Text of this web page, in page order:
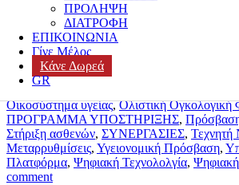
ΠΡΟΛΗΨΗ
ΔΙΑΤΡΟΦΗ
ΕΠΙΚΟΙΝΩΝΙΑ
Γίνε Μέλος
Κάνε Δωρεά
GR
Posted on 3 Ιουνίου, 20264 Ιουνίου, 2026
Healthcare Innovation,Kapa3 φορέας
Ανθρώπινα Δικαιώματα,
ΔΙΚΑΙΩΜΑΤΑ,ΔΙΚΤΥΑ
Ο.Κοι.Π.,ΕΞΕΛΙΞΕΙΣ
προσβασιμότητας με ενσυναίσθηση
Τεχνητής Νοημοσύνης
Οικοσύστημα υγείας,Ολιστική Ογκολογική
ΠΡΟΓΡΑΜΜΑ ΥΠΟΣΤΗΡΙΞΗΣ,
Στήριξη ασθενών, ΣΥΝΕΡΓΑΣΙΕΣ,
Μεταρρυθμίσεις, Υγειονομική Πρόσβαση,
Πλατφόρμα, Ψηφιακή Τεχνολολγία,
comment